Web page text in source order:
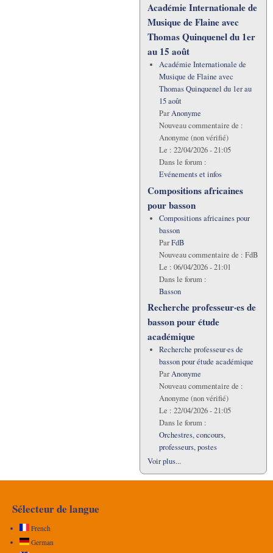
Académie Internationale de
Musique de Flaine avec
Thomas Quinquenel du 1er
au 15 août
Académie Internationale de
Musique de Flaine avec
Thomas Quinquenel du 1er au
15 août
ParAnonyme
Nouveau commentaire de :
Anonyme (non vérifié)
Le : 22/04/2026 - 21:05
Dans le forum :
Evénements et infos
Compositions africaines
pour basson
Compositions africaines pour
basson
ParFdB
Nouveau commentaire de : FdB
Le : 06/04/2026 - 21:01
Dans le forum :
Basson
Recherche professeur·es de
basson pour étude
académique
Recherche professeur·es de
basson pour étude académique
ParAnonyme
Nouveau commentaire de :
Anonyme (non vérifié)
Le : 22/04/2026 - 21:05
Dans le forum :
Orchestres, concours,
professeurs, postes
Voir plus...
Sélecteur de langue
French
German